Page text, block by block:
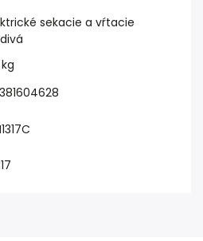
sekacie a vŕtacie